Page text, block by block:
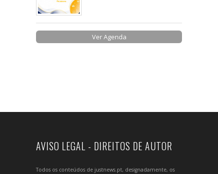
Ver Agenda
AVISO LEGAL - DIREITOS DE AUTOR
Todos os conteúdos de justnews.pt, designadamente, os